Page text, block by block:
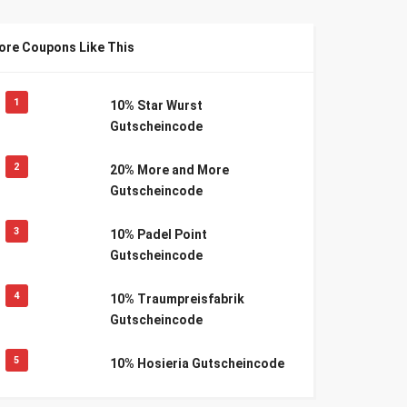
Coupons Like This
1
10% Star Wurst
Gutscheincode
2
20% More and More
Gutscheincode
3
10% Padel Point
Gutscheincode
4
10% Traumpreisfabrik
Gutscheincode
5 10% Hosieria Gutscheincode